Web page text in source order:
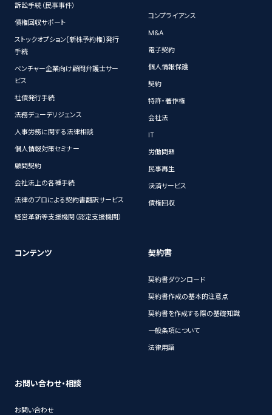
訴訟手続（民事事件）
債権回収サポート
ストックオプション(新株予約権)発行
手続
ベンチャー企業向け顧問弁護士サー
ビス
社債発行手続
法務デューデリジェンス
人事労務に関する法律相談
個人情報対策セミナー
顧問契約
会社法上の各種手続
法律のプロによる契約書翻訳サービス
経営革新等支援機関（認定支援機関）
コンプライアンス
M&A
電子契約
個人情報保護
契約
特許・著作権
会社法
IT
労働問題
民事再生
決済サービス
債権回収
コンテンツ 契約書
契約書ダウンロード
契約書作成の基本的注意点
契約書を作成する際の基礎知識
一般条項について
法律用語
お問い合わせ・相談
お問い合わせ